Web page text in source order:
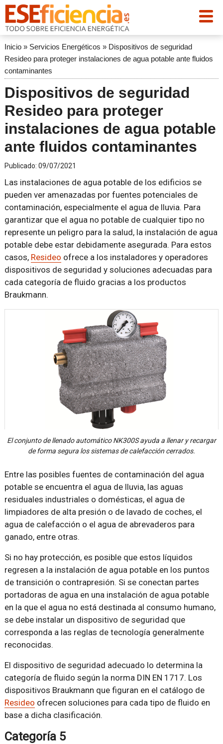
Inicio» Servicios Energéticos » Dispositivos de seguridad
Resideo para proteger instalaciones de agua potable ante fluidos
contaminantes
Dispositivos de seguridad
Resideo para proteger
instalaciones de agua potable
ante fluidos contaminantes
Publicado: 09/07/2021
Las instalaciones de agua potable de los edificios se
pueden ver amenazadas por fuentes potenciales de
contaminación, especialmente el agua de lluvia. Para
garantizar que el agua no potable de cualquier tipo no
represente un peligro para la salud, la instalación de agua
potable debe estar debidamente asegurada. Para estos
casos, Resideo ofrece a los instaladores y operadores
dispositivos de seguridad y soluciones adecuadas para
cada categoría de fluido gracias a los productos
Braukmann.
El conjunto de llenado automático NK300S ayuda a llenar y recargar
de forma segura los sistemas de calefacción cerrados.
Entre las posibles fuentes de contaminación del agua
potable se encuentra el agua de lluvia, las aguas
residuales industriales o domésticas, el agua de
limpiadores de alta presión o de lavado de coches, el
agua de calefacción o el agua de abrevaderos para
ganado, entre otras.
Si no hay protección, es posible que estos líquidos
regresen a la instalación de agua potable en los puntos
de transición o contrapresión. Si se conectan partes
portadoras de agua en una instalación de agua potable
en la que el agua no está destinada al consumo humano,
se debe instalar un dispositivo de seguridad que
corresponda a las reglas de tecnología generalmente
reconocidas.
El dispositivo de seguridad adecuado lo determina la
categoría de fluido según la norma DIN EN 1717. Los
dispositivos Braukmann que figuran en el catálogo de
Resideo ofrecen soluciones para cada tipo de fluido en
base a dicha clasificación.
Categoría 5